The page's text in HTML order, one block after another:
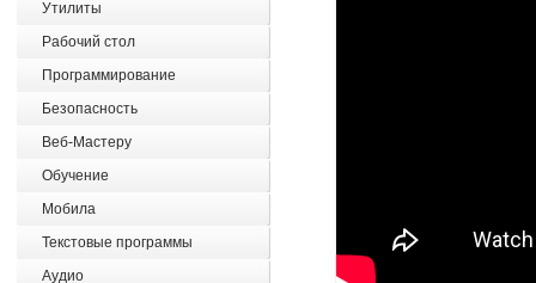
Утилиты
Рабочий стол
Программирование
Безопасность
Веб-Мастеру
Обучение
Мобила
Текстовые программы
Аудио